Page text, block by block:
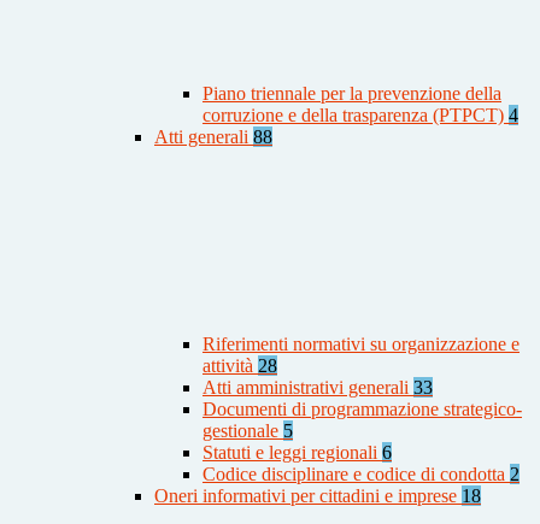
Piano triennale per la prevenzione della
corruzione e della trasparenza (PTPCT) 4
Atti generali 88
Riferimenti normativi su organizzazione e
attività 28
Atti amministrativi generali 33
Documenti di programmazione strategico-
gestionale 5
Statuti e leggi regionali 6
Codice disciplinare e codice di condotta 2
Oneri informativi per cittadini e imprese 18